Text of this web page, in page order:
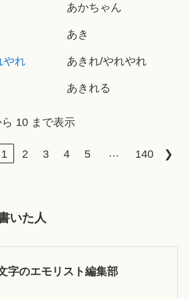
あかちゃん
あき
やれ あきれ/やれやれ
あきれる
10 まで表示
1 2 3 4 5 … 140 ❯
いた人
字のエモリスト編集部